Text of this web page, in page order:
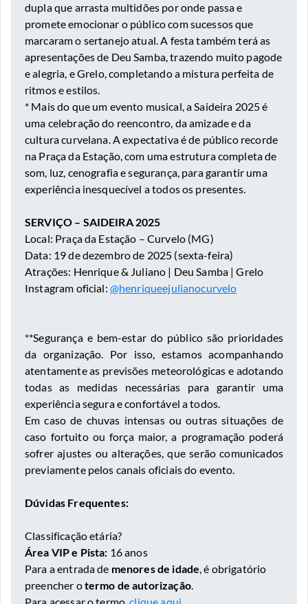
dupla que arrasta multidões por onde passa e
promete emocionar o público com sucessos que
marcaram o sertanejo atual. A festa também terá as
apresentações de Deu Samba, trazendo muito pagode
e alegria, e Grelo, completando a mistura perfeita de
ritmos e estilos.
* Mais do que um evento musical, a Saideira 2025 é
uma celebração do reencontro, da amizade e da
cultura curvelana. A expectativa é de público recorde
na Praça da Estação, com uma estrutura completa de
som, luz, cenografia e segurança, para garantir uma
experiência inesquecível a todos os presentes.
SERVIÇO – SAIDEIRA 2025
Local: Praça da Estação – Curvelo (MG)
Data: 19 de dezembro de 2025 (sexta-feira)
Atrações: Henrique & Juliano | Deu Samba | Grelo
Instagram oficial: @henriqueejulianocurvelo
**Segurança e bem-estar do público são prioridades
da organização. Por isso, estamos acompanhando
atentamente as previsões meteorológicas e adotando
todas as medidas necessárias para garantir uma
experiência segura e confortável a todos.
Em caso de chuvas intensas ou outras situações de
caso fortuito ou força maior, a programação poderá
sofrer ajustes ou alterações, que serão comunicados
previamente pelos canais oficiais do evento.
Dúvidas Frequentes:
Classificação etária?
Área VIP e Pista: 16 anos
Para a entrada de menores de idade, é obrigatório
preencher otermo de autorização.